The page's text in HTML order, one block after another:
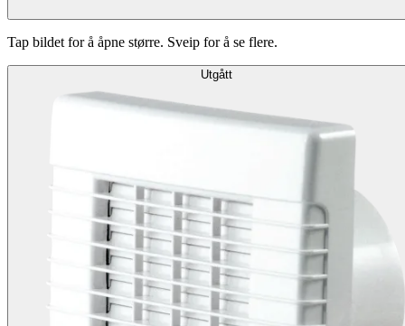
Tap bildet for å åpne større. Sveip for å se flere.
Utgått